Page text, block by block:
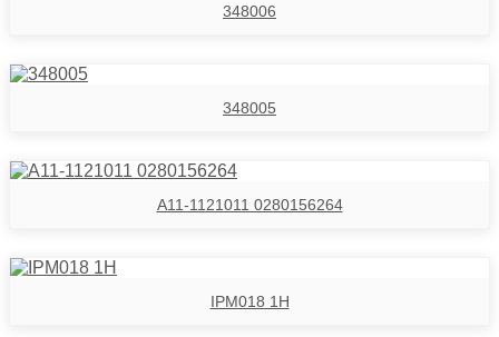
348006
348005
A11-1121011 0280156264
IPM018 1H